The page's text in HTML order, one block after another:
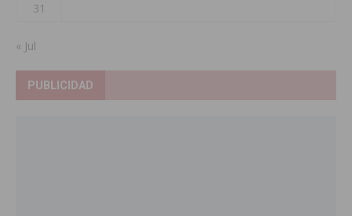
31
« Jul
PUBLICIDAD